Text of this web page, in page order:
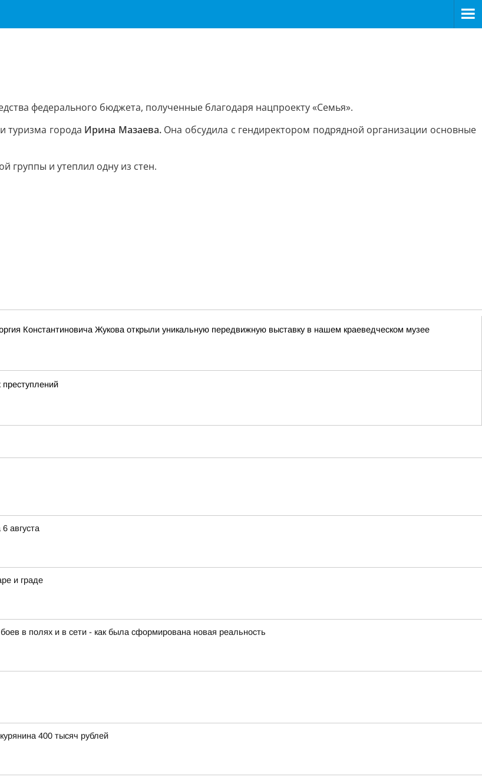
федерального бюджета, полученные благодаря нацпроекту «Семья».
туризма города Ирина Мазаева. Она обсудила с гендиректором подрядной организации основные
группы и утеплил одну из стен.
Константиновича Жукова открыли уникальную передвижную выставку в нашем краеведческом музее
августа
и граде
в полях и в сети - как была сформирована новая реальность
400 тысяч рублей